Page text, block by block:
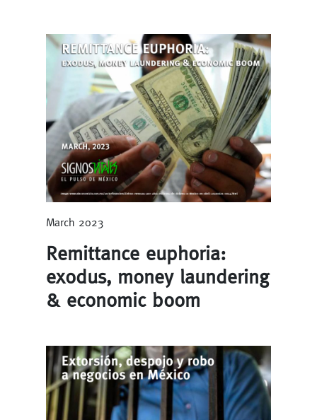
March 2023
Remittance euphoria:
exodus, money laundering
& economic boom